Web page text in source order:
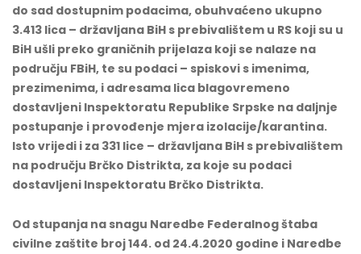
do sad dostupnim podacima, obuhvaćeno ukupno
3.413 lica – državljana BiH s prebivalištem u RS koji su u
BiH ušli preko graničnih prijelaza koji se nalaze na
području FBiH, te su podaci – spiskovi s imenima,
prezimenima, i adresama lica blagovremeno
dostavljeni Inspektoratu Republike Srpske na daljnje
postupanje i provođenje mjera izolacije/karantina.
Isto vrijedi i za 331 lice – državljana BiH s prebivalištem
na području Brčko Distrikta, za koje su podaci
dostavljeni Inspektoratu Brčko Distrikta.
Od stupanja na snagu Naredbe Federalnog štaba
civilne zaštite broj 144. od 24.4.2020 godine i Naredbe